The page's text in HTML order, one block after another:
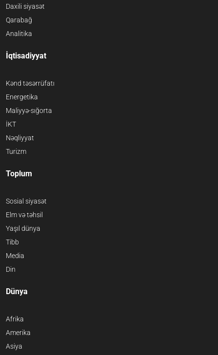
Daxili siyasət
Qarabağ
Analitika
İqtisadiyyat
Kənd təsərrüfatı
Energetika
Maliyyə-sığorta
İKT
Nəqliyyat
Turizm
Toplum
Sosial siyasət
Elm və təhsil
Yaşıl dünya
Tibb
Media
Din
Dünya
Afrika
Amerika
Asiya